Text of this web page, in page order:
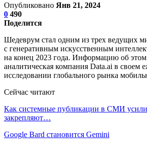
Опубликовано Янв 21, 2024
0 490
Поделится
Шедеврум стал одним из трех ведущих
с генеративным искусственным
на конец 2023 года. Информацию об этом
аналитическая компания Data.ai в своем
исследовании глобального рынка
Сейчас читают
Как системные публикации в СМИ
закрепляют…
Google Bard становится Gemini